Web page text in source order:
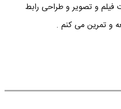
فیلم و تصویر و طراحی رابط
و تمرین می کنم .